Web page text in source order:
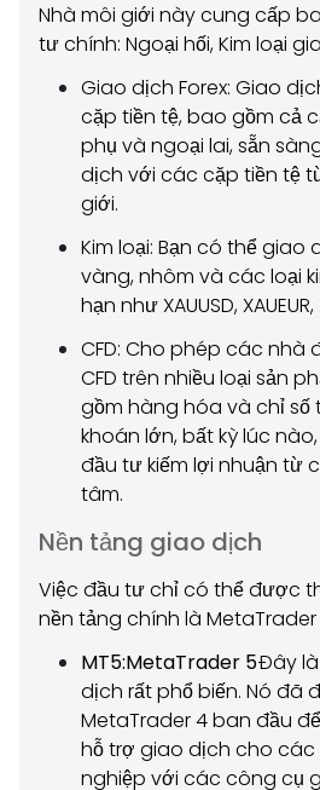
Nhà môi giới này cung cấp
tư chính: Ngoại hối, Kim loại
Giao dịch Forex: Giao
cặp tiền tệ, bao gồm cả
phụ và ngoại lai, sẵn
dịch với các cặp tiền tệ
giới.
Kim loại: Bạn có thể giao
vàng, nhôm và các loại
hạn như XAUUSD, XAUEUR,
CFD: Cho phép các nhà
CFD trên nhiều loại sản
gồm hàng hóa và chỉ
khoán lớn, bất kỳ lúc
đầu tư kiếm lợi nhuận từ
tâm.
Nền tảng giao dịch
Việc đầu tư chỉ có thể được
nền tảng chính là MetaTrader
MT5:MetaTrader 5Đây
dịch rất phổ biến. Nó đã
MetaTrader 4 ban đầu
hỗ trợ giao dịch cho
nghiệp với các công cụ